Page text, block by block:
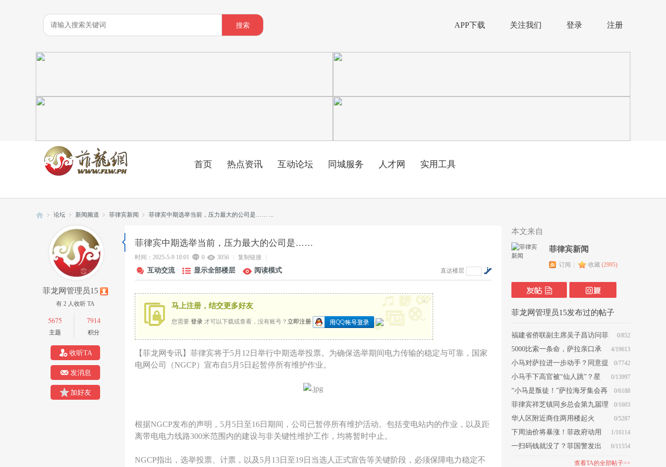
搜索 APP下载 关注我们 登录 注册
首页 热点资讯 互动论坛 同城服务 人才网 实用工具
论坛
›
新闻频道
›
菲律宾新闻
›
菲律宾中期选举当前，压力最大的公司是…… ...
菲龙网管理员15
有 2 人收听 TA
5675
主题
7914
积分
收听TA
发消息
加好友
本文来自
菲律宾新闻
订阅 收藏 (2995)
菲龙网管理员15发布过的帖子
0/852
福建省侨联副主席吴子昌访问菲
律宾中国商会
4/19613
5000比索一条命，萨拉亲口承
认！在菲律宾人命真就这么贱？
0/7742
小马对萨拉进一步动手？同意提
交一项关键证据！
0/13997
小马手下高官被“仙人跳”？星
探其实是皮条客？
0/6188
“小马是叛徒！”萨拉海牙集会再
喊话：立即释放老杜
0/1603
菲律宾祥芝镇同乡总会第九届理
监事/职员就职典礼圆满举行
0/5287
华人区附近商住两用楼起火
1/16114
下周油价将暴涨！菲政府动用
227亿援助民众
0/11554
一扫码钱就没了？菲国警发出
查看TA的全部帖子>>
菲律宾中期选举当前，压力最大的公司是……
时间：2025-5-9 18:01 0 3056 复制链接
互动交流 显示全部楼层 阅读模式 直达楼层
马上注册，结交更多好友
您需要 登录 才可以下载或查看，没有账号？ 立即注册
x
【菲龙网专讯】菲律宾将于5月12日举行中期选举投票。为确保选举期间电力传输的稳定与可靠，国家
电网公司（NGCP）宣布自5月5日起暂停所有维护作业。
根据NGCP发布的声明，5月5日至16日期间，公司已暂停所有维护活动。包括变电站内的作业，以及距
离带电电力线路300米范围内的建设与非关键性维护工作，均将暂时中止。
NGCP指出，选举投票、计票，以及5月13日至19日当选人正式宣告等关键阶段，必须保障电力稳定不